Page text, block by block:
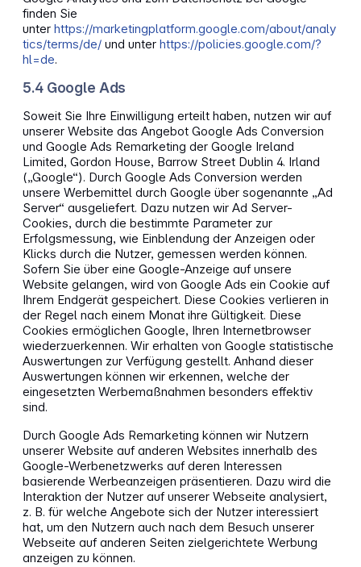
finden Sie
unterhttps://marketingplatform.google.com/about/analy
tics/terms/de/ und unterhttps://policies.google.com/?
hl=de.
5.4 Google Ads
Soweit Sie Ihre Einwilligung erteilt haben, nutzen wir auf
unserer Website das Angebot Google Ads Conversion
und Google Ads Remarketing der Google Ireland
Limited, Gordon House, Barrow Street Dublin 4. Irland
(„Google“). Durch Google Ads Conversion werden
unsere Werbemittel durch Google über sogenannte „Ad
Server“ ausgeliefert. Dazu nutzen wir Ad Server-
Cookies, durch die bestimmte Parameter zur
Erfolgsmessung, wie Einblendung der Anzeigen oder
Klicks durch die Nutzer, gemessen werden können.
Sofern Sie über eine Google-Anzeige auf unsere
Website gelangen, wird von Google Ads ein Cookie auf
Ihrem Endgerät gespeichert. Diese Cookies verlieren in
der Regel nach einem Monat ihre Gültigkeit. Diese
Cookies ermöglichen Google, Ihren Internetbrowser
wiederzuerkennen. Wir erhalten von Google statistische
Auswertungen zur Verfügung gestellt. Anhand dieser
Auswertungen können wir erkennen, welche der
eingesetzten Werbemaßnahmen besonders effektiv
sind.
Durch Google Ads Remarketing können wir Nutzern
unserer Website auf anderen Websites innerhalb des
Google-Werbenetzwerks auf deren Interessen
basierende Werbeanzeigen präsentieren. Dazu wird die
Interaktion der Nutzer auf unserer Webseite analysiert,
z. B. für welche Angebote sich der Nutzer interessiert
hat, um den Nutzern auch nach dem Besuch unserer
Webseite auf anderen Seiten zielgerichtete Werbung
anzeigen zu können.